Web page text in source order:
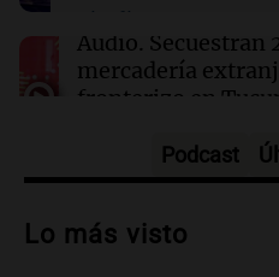
Audio. Secuestran
mercadería
fronterizo en
Audio.El futuro de
de consumo en
Podcast
Lo más visto